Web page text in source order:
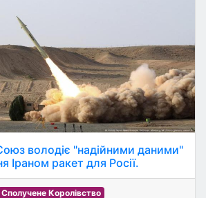
володіє "надійними даними"
Іраном ракет для Росії.
Сполучене Королівство